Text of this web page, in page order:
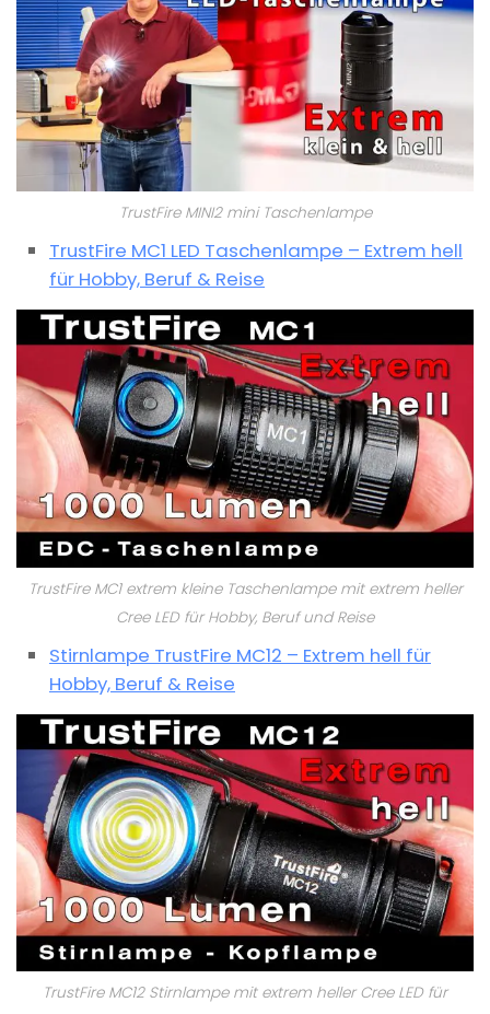
TrustFire MINI2 mini Taschenlampe
TrustFire MC1 LED Taschenlampe – Extrem hell
für Hobby, Beruf & Reise
TrustFire MC1 extrem kleine Taschenlampe mit extrem heller
Cree LED für Hobby, Beruf und Reise
Stirnlampe TrustFire MC12 – Extrem hell für
Hobby, Beruf & Reise
TrustFire MC12 Stirnlampe mit extrem heller Cree LED für